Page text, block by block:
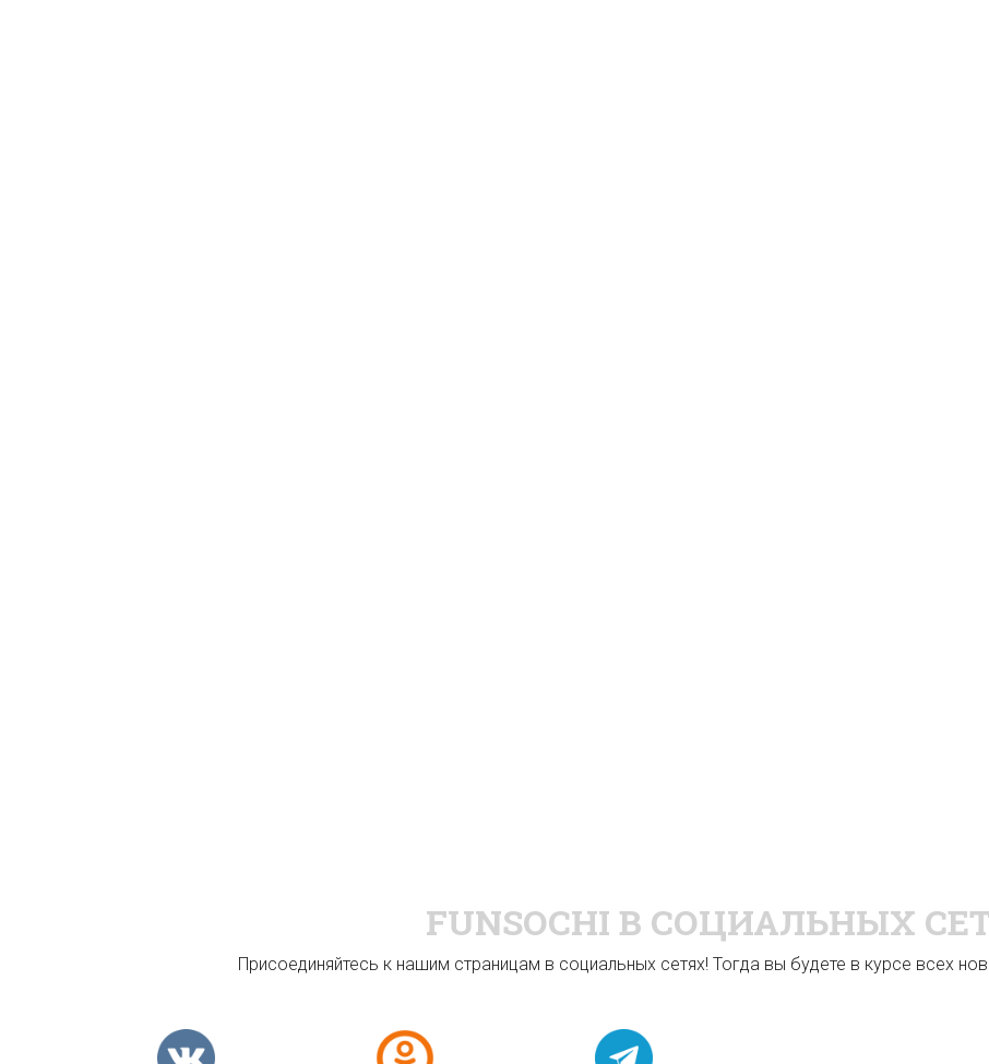
FUNSOCHI В СОЦИАЛЬНЫХ
Присоединяйтесь к нашим страницам в социальных сетях! Тогда вы будете в курсе всех